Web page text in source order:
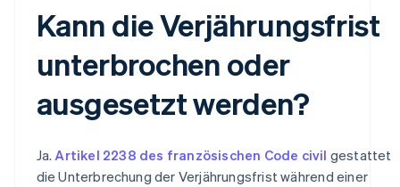
Kann die Verjährungsfrist
unterbrochen oder
ausgesetzt werden?
Ja. Artikel 2238 des französischen Code civil gestattet
die Unterbrechung der Verjährungsfrist während einer